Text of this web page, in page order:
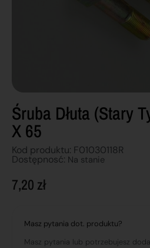
Śruba Dłuta (stary
X 65
Kod produktu: F01030118R
Dostępnosć: Na stanie
7,20 zł
Masz pytania dot. produktu?
Masz pytania lub potrzebujesz